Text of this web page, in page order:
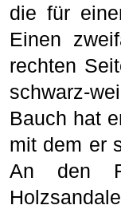
die für
Einen
rechten
schwarz-
Bauch hat
mit dem er
An den